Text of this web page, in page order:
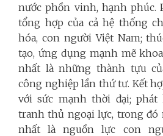
nước phồn vinh, hạnh phúc.
tổng hợp của cả hệ thống
hóa, con người Việt Nam;
tạo, ứng dụng mạnh mẽ
nhất là những thành tựu
công nghiệp lần thứ tư. Kết
với sức mạnh thời đại;
tranh thủ ngoại lực, trong đó
nhất là nguồn lực con